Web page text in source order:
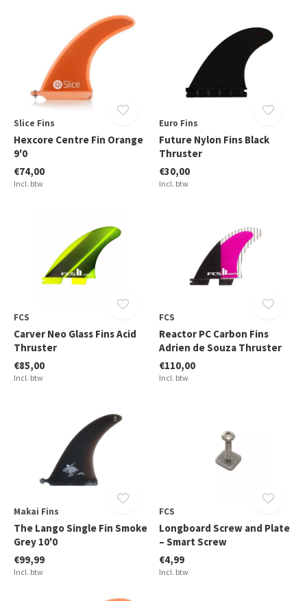
Slice Fins
Hexcore Centre Fin Orange
9'0
€74,00
Incl. btw
Euro Fins
Future Nylon Fins Black
Thruster
€30,00
Incl. btw
FCS
Carver Neo Glass Fins Acid
Thruster
€85,00
Incl. btw
FCS
Reactor PC Carbon Fins
Adrien de Souza Thruster
€110,00
Incl. btw
Makai Fins
The Lango Single Fin Smoke
Grey 10'0
€99,99
Incl. btw
FCS
Longboard Screw and Plate
– Smart Screw
€4,99
Incl. btw